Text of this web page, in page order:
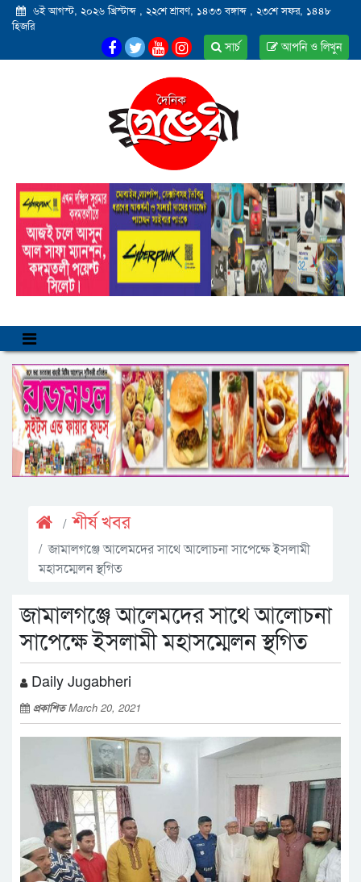
৬ই আগস্ট, ২০২৬ খ্রিস্টাব্দ , ২২শে শ্রাবণ, ১৪৩৩ বঙ্গাব্দ , ২৩শে সফর, ১৪৪৮
হিজরি
আপনি ও লিখুন
সার্চ
শীর্ষ খবর
জামালগঞ্জে আলেমদের সাথে আলোচনা সাপেক্ষে ইসলামী
মহাসম্মেলন স্থগিত
জামালগঞ্জে আলেমদের সাথে আলোচনা
সাপেক্ষে ইসলামী মহাসম্মেলন স্থগিত
Daily Jugabheri
প্রকাশিতMarch 20, 2021